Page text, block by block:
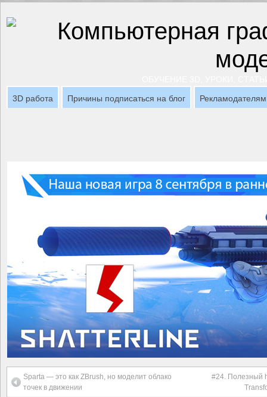
3D работа
Причины подписаться на блог Рекламодателям
Sparta — это как ZBrush, но моделит облако
точек в движении
#24. Полезный